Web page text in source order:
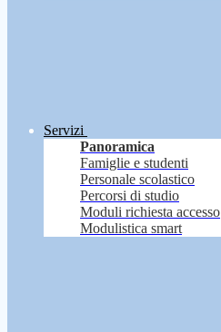
Servizi
Panoramica
Famiglie e studenti
Personale scolastico
Percorsi di studio
Moduli richiesta accesso
Modulistica smart